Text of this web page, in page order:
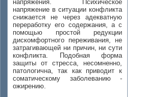
напряжения. Психическое
напряжение в ситуации конфликта
снижается не через адекватную
переработку его содержания, а с
помощью простой редукции
дискомфортного переживания, не
затрагивающей ни причин, ни сути
конфликта. Подобная форма
защиты от стресса, несомненно,
патологична, так как приводит к
соматическому заболеванию -
ожирению.